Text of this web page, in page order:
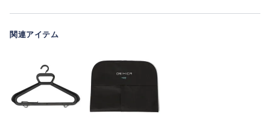
関連アイテム